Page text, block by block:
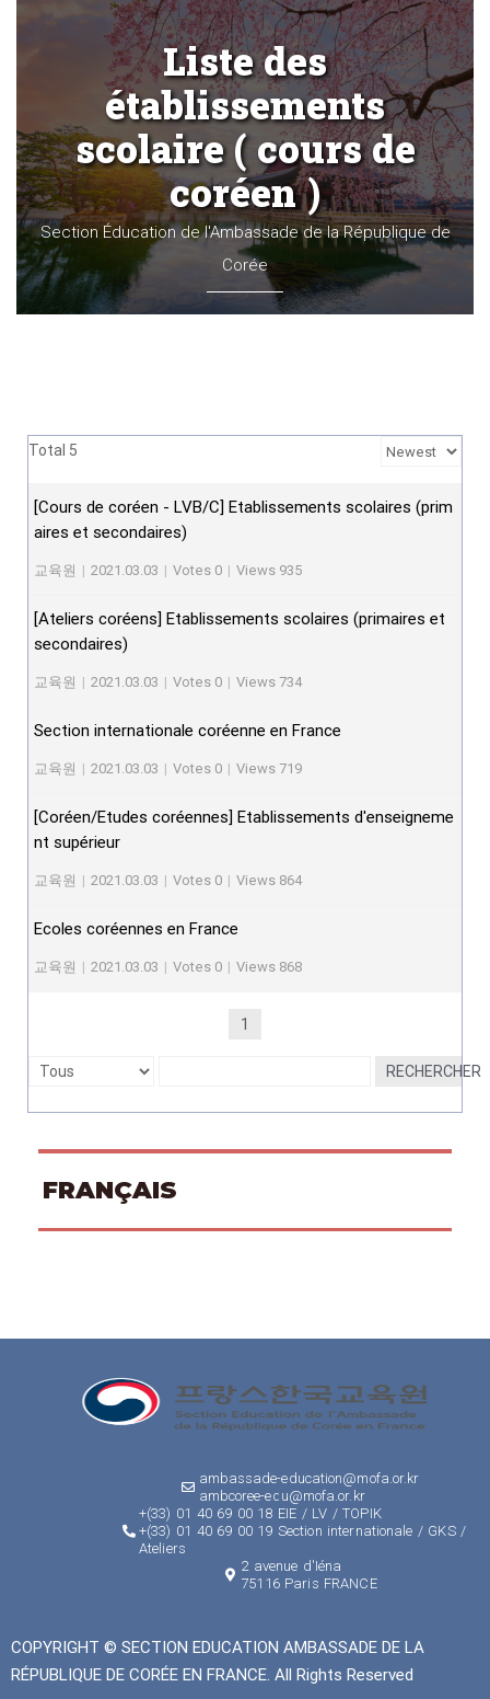
Liste des
établissements
scolaire ( cours de
coréen )
Section Éducation de l'Ambassade de la République de
Corée
Total 5
[Cours de coréen - LVB/C] Etablissements scolaires (prim
aires et secondaires)
교육원 | 2021.03.03 | Votes 0 | Views 935
[Ateliers coréens] Etablissements scolaires (primaires et
secondaires)
교육원 | 2021.03.03 | Votes 0 | Views 734
Section internationale coréenne en France
교육원 | 2021.03.03 | Votes 0 | Views 719
[Coréen/Etudes coréennes] Etablissements d'enseigneme
nt supérieur
교육원 | 2021.03.03 | Votes 0 | Views 864
Ecoles coréennes en France
교육원 | 2021.03.03 | Votes 0 | Views 868
1
RECHERCHER
FRANÇAIS
ambassade-education@mofa.or.kr
ambcoree-edu@mofa.or.kr
+(33) 01 40 69 00 18 EIE / LV / TOPIK
+(33) 01 40 69 00 19 Section internationale / GKS /
Ateliers
2 avenue d'Iéna
75116 Paris FRANCE
COPYRIGHT © SECTION EDUCATION AMBASSADE DE LA
RÉPUBLIQUE DE CORÉE EN FRANCE. All Rights Reserved